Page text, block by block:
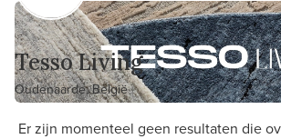
Tesso Living
Oudenaarde, België
Er zijn momenteel geen resultaten die